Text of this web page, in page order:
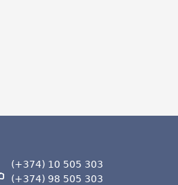
(+374) 10 505 303
(+374) 98 505 303